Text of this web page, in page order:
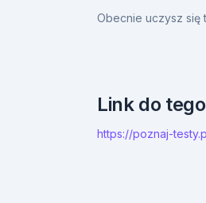
Obecnie uczysz się
Link do
https://poznaj-